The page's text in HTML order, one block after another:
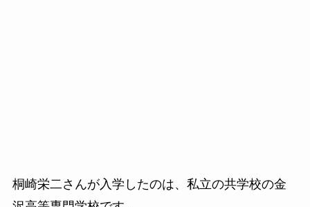
桐崎栄二さんが入学したのは、私立の共学校の金